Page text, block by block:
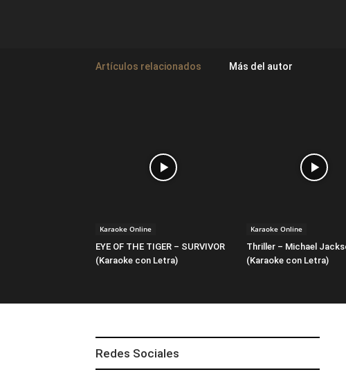
Artículos relacionados Más del autor
Karaoke Online
EYE OF THE TIGER – SURVIVOR
(Karaoke con Letra)
Karaoke Online
Thriller – Michael
(Karaoke con Letra)
Redes Sociales